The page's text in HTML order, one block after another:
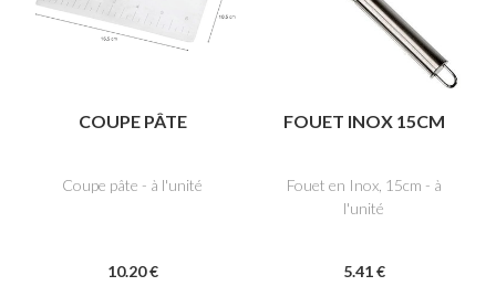
COUPE PÂTE
Coupe pâte - à l'unité
10.20 €
FOUET INOX 15CM
Fouet en Inox, 15cm - à
l'unité
5.41 €